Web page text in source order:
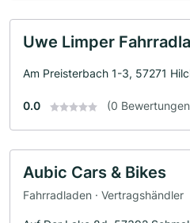
Uwe Limper
Am Preisterbach 1-3, 57271
0.0 (0
Aubic Cars & Bikes
Fahrradladen · Vertragshändler